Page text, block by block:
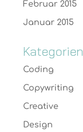
Februar 2015
Januar 2015
Kategorien
Coding
Copywriting
Creative
Design